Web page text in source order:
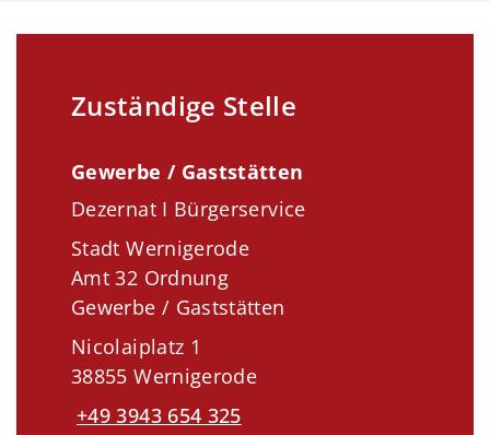
Zuständige Stelle
Gewerbe / Gaststätten
Dezernat I Bürgerservice
Stadt Wernigerode
Amt 32 Ordnung
Gewerbe / Gaststätten
Nicolaiplatz 1
38855 Wernigerode
+49 3943 654 325